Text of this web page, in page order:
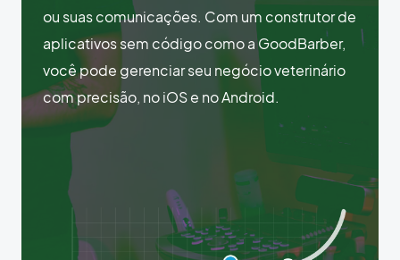
ou suas comunicações. Com um construtor de
aplicativos sem código como a GoodBarber,
você pode gerenciar seu negócio veterinário
com precisão, no iOS e no Android.